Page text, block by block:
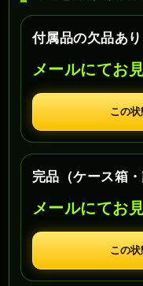
付属品の欠品あり
メールにてお
この
完品（ケース箱・
メールにてお
この